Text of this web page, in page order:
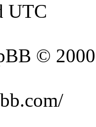
UTC
©